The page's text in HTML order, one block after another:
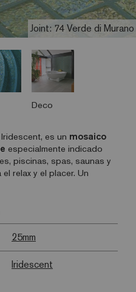
Joint: 74 Verde di Murano
Deco
es un mosaico
especialmente indicado
piscinas, spas, saunas y
relax y el placer. Un
25mm
Iridescent